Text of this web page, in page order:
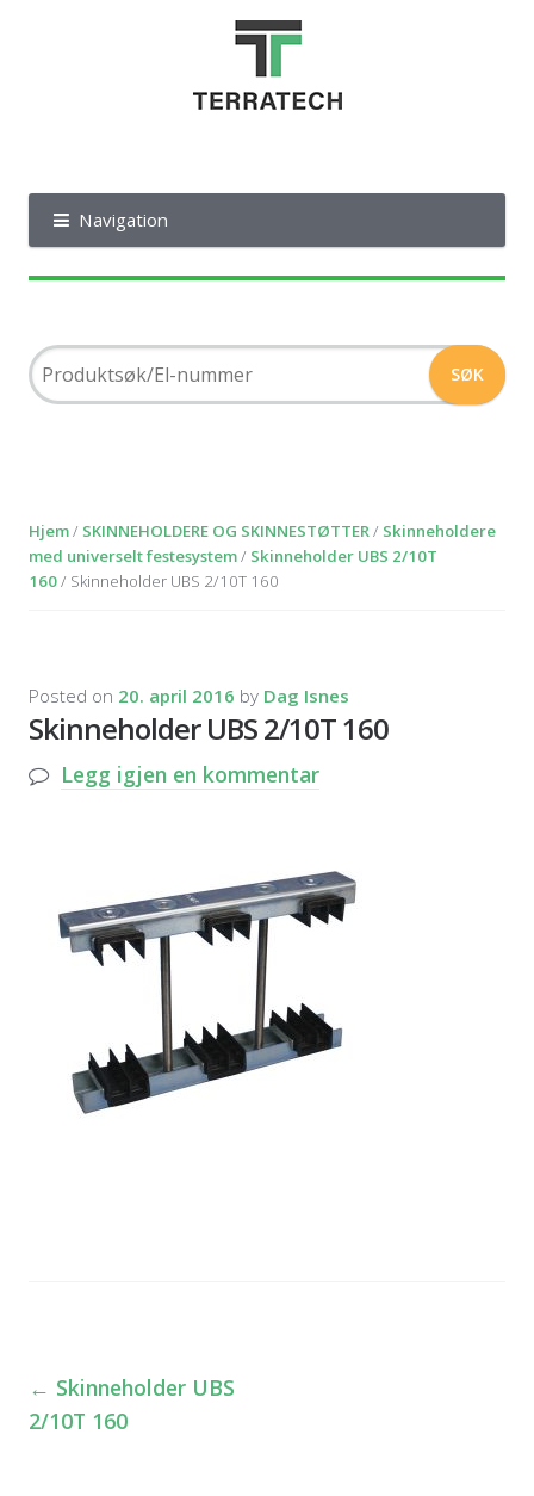
Navigation
Hjem/ SKINNEHOLDERE OG SKINNESTØTTER/ Skinneholdere
med universelt festesystem/ Skinneholder UBS 2/10T
160/ Skinneholder UBS 2/10T 160
Posted on 20. april 2016 by Dag Isnes
Skinneholder UBS 2/10T 160
Legg igjen en kommentar
Innleggsnavigasjon
← Skinneholder UBS
2/10T 160